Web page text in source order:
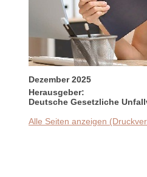
Dezember 2025
Herausgeber:
Deutsche Gesetzliche
Alle Seiten anzeigen